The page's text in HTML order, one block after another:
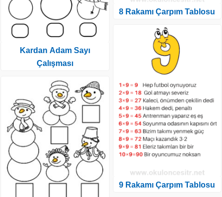
Kardan Adam Sayı
Çalışması
8 Rakamı Çarpım Tablosu
9 Rakamı Çarpım Tablosu